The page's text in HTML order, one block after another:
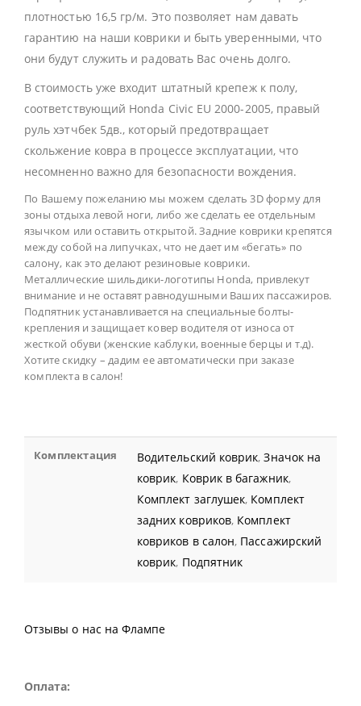
плотностью 16,5 гр/м. Это позволяет нам давать
гарантию на наши коврики и быть уверенными, что
они будут служить и радовать Вас очень долго.
В стоимость уже входит штатный крепеж к полу,
соответствующий Honda Civic EU 2000-2005, правый
руль хэтчбек 5дв., который предотвращает
скольжение ковра в процессе эксплуатации, что
несомненно важно для безопасности вождения.
По Вашему пожеланию мы можем сделать 3D форму для
зоны отдыха левой ноги, либо же сделать ее отдельным
язычком или оставить открытой. Задние коврики крепятся
между собой на липучках, что не дает им «бегать» по
салону, как это делают резиновые коврики.
Металлические шильдики-логотипы Honda, привлекут
внимание и не оставят равнодушными Ваших пассажиров.
Подпятник устанавливается на специальные болты-
крепления и защищает ковер водителя от износа от
жесткой обуви (женские каблуки, военные берцы и т.д).
Хотите скидку – дадим ее автоматически при заказе
комплекта в салон!
Комплектация Водительский коврик,Значок на
коврик, Коврик в багажник,
Комплект заглушек, Комплект
задних ковриков, Комплект
ковриков в салон, Пассажирский
коврик, Подпятник
Отзывы о нас на Флампе
Оплата: